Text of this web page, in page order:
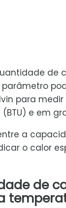
de
para
e em
a
o calor
de